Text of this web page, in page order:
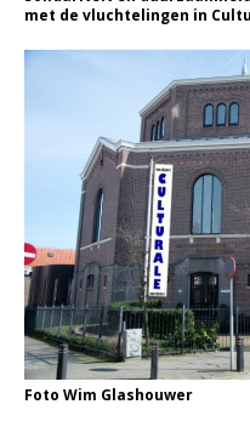
met de vluchtelingen in
Foto Wim Glashouwer